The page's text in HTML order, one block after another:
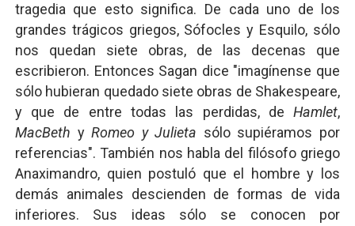
tragedia que esto significa. De cada uno de los
grandes trágicos griegos, Sófocles y Esquilo, sólo
nos quedan siete obras, de las decenas que
escribieron. Entonces Sagan dice "imagínense que
sólo hubieran quedado siete obras de Shakespeare,
y que de entre todas las perdidas, deHamlet,
MacBeth yRomeo y Julieta sólo supiéramos por
referencias". También nos habla del filósofo griego
Anaximandro, quien postuló que el hombre y los
demás animales descienden de formas de vida
inferiores. Sus ideas sólo se conocen por